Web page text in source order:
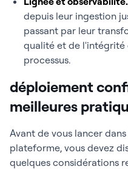
depuis leur ingestion
passant par leur
qualité et de l'intégrité
processus.
déploiement
meilleures
Avant de vous lancer
plateforme, vous devez
quelques considérations